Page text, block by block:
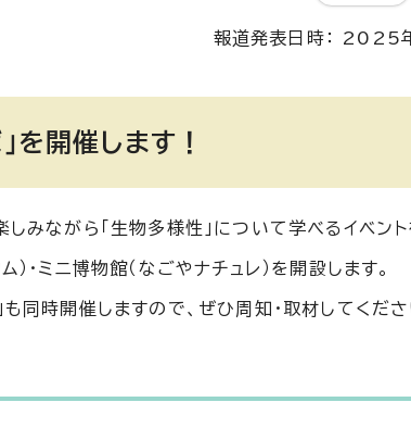
報道発表日時：
を開催します！
ながら「生物多様性」について学べるイベント
ミニ博物館（なごやナチュレ）を開設します。
同時開催しますので、ぜひ周知・取材してくだ